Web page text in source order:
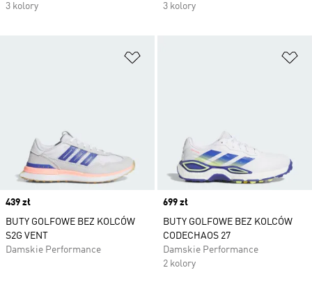
3 kolory
3 kolory
Price
439 zł
BUTY GOLFOWE BEZ KOLCÓW
S2G VENT
Damskie Performance
Price
699 zł
BUTY GOLFOWE BEZ KOLCÓW
CODECHAOS 27
Damskie Performance
2 kolory